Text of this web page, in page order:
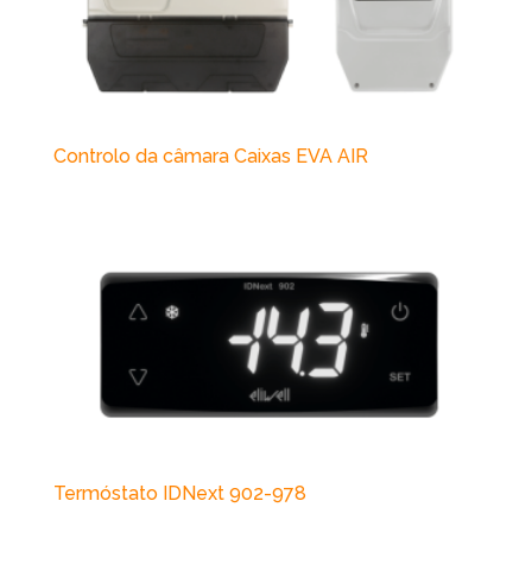
Controlo da câmara Caixas EVA AIR
Termóstato IDNext 902-978